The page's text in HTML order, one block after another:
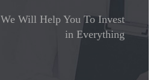
We Will Help You To Invest
in Everything